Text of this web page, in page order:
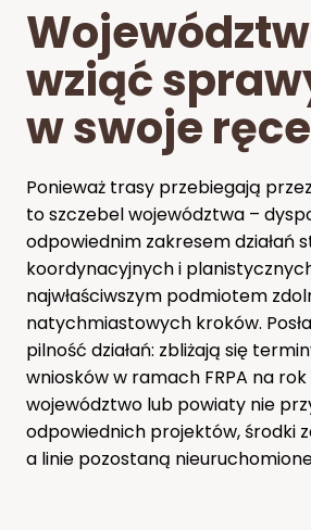
wziąć
w swoje ręce
Ponieważ trasy przebiegają
to szczebel województwa –
odpowiednim zakresem działań
koordynacyjnych i
najwłaściwszym podmiotem
natychmiastowych kroków.
pilność działań: zbliżają się
wniosków w ramach FRPA na rok
województwo lub powiaty nie
odpowiednich projektów, środki
a linie pozostaną